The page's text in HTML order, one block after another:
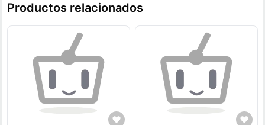
Productos relacionados